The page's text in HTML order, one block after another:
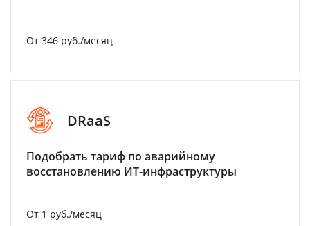
От 346 руб./месяц
DRaaS
Подобрать тариф по аварийному
восстановлению ИТ-инфраструктуры
От 1 руб./месяц